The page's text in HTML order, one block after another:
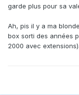
garde plus pour sa
Ah, pis il y a ma
box sorti des années
2000 avec extensions).